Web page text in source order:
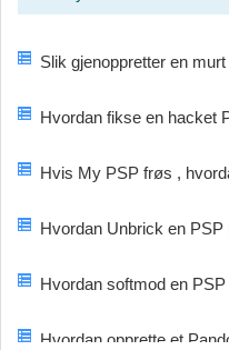
Slik gjenoppretter en
Hvordan fikse en hacket
Hvis My PSP frøs ,
Hvordan Unbrick en PSP
Hvordan softmod en PSP
Hvordan opprette et